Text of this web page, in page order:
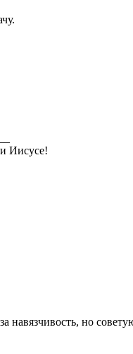
Иисусе!
навязчивость, но